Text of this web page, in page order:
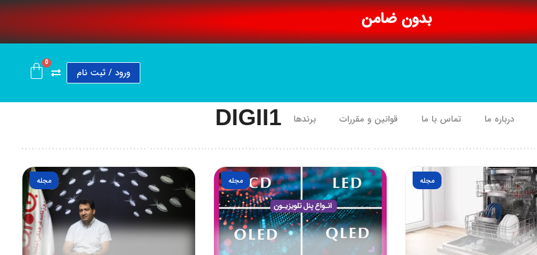
بدون ضامن
0
ورود / ثبت نام
درباره ما تماس با ما قوانین و مقررات برندها DIGII1
مجله مجله مجله